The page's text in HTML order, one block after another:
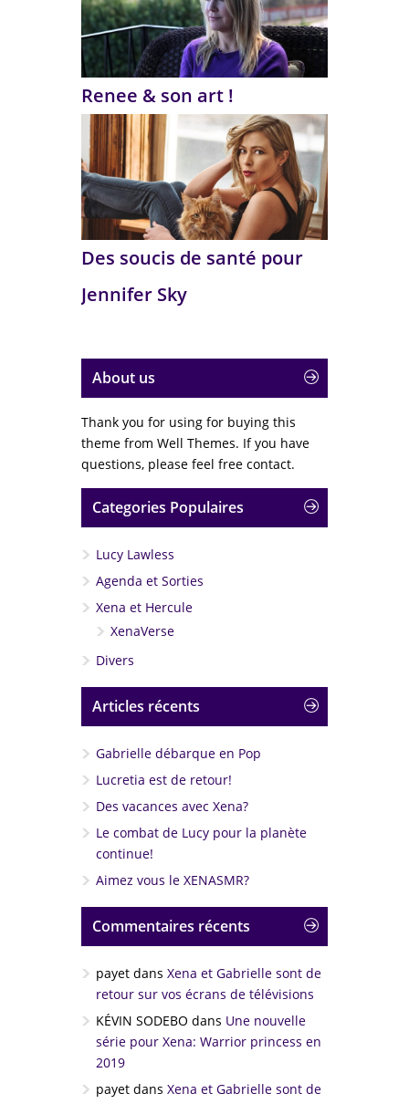
Renee & son art !
Des soucis de santé pour
Jennifer Sky
About us
Thank you for using for buying this
theme from Well Themes. If you have
questions, please feel free contact.
Categories Populaires
Lucy Lawless
Agenda et Sorties
Xena et Hercule
XenaVerse
Divers
Articles récents
Gabrielle débarque en Pop
Lucretia est de retour!
Des vacances avec Xena?
Le combat de Lucy pour la planète
continue!
Aimez vous le XENASMR?
Commentaires récents
payet dans Xena et Gabrielle sont de
retour sur vos écrans de télévisions
KÉVIN SODEBO dans Une nouvelle
série pour Xena: Warrior princess en
2019
payet dans Xena et Gabrielle sont de